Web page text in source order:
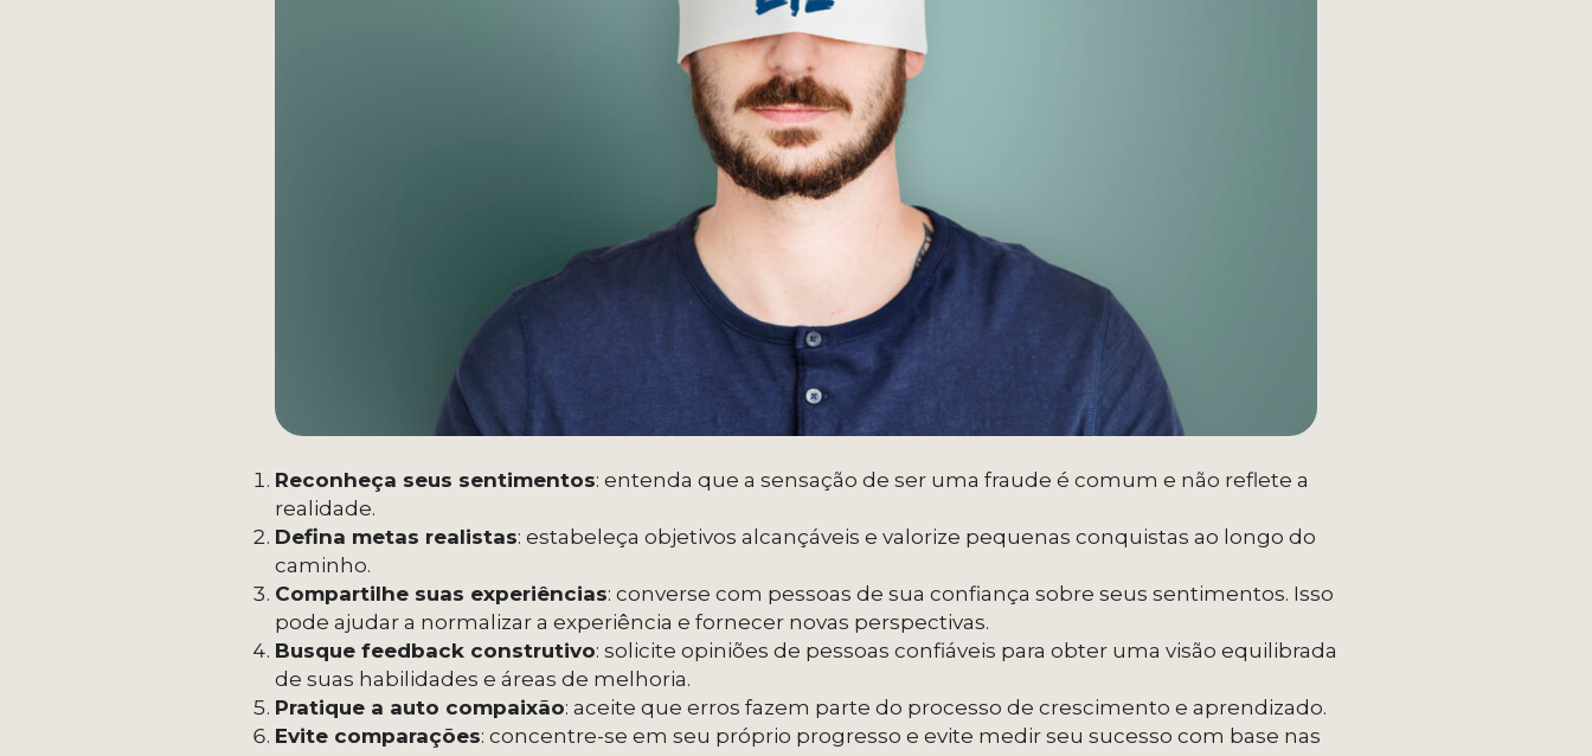
Reconheça seus sentimentos: entenda que a sensação de ser uma fraude é comum e não reflete a
realidade.
Defina metas realistas: estabeleça objetivos alcançáveis e valorize pequenas conquistas ao longo do
caminho.
Compartilhe suas experiências: converse com pessoas de sua confiança sobre seus sentimentos. Isso
pode ajudar a normalizar a experiência e fornecer novas perspectivas.
Busque feedback construtivo: solicite opiniões de pessoas confiáveis para obter uma visão equilibrada
de suas habilidades e áreas de melhoria.
Pratique a auto compaixão: aceite que erros fazem parte do processo de crescimento e aprendizado.
Evite comparações: concentre-se em seu próprio progresso e evite medir seu sucesso com base nas